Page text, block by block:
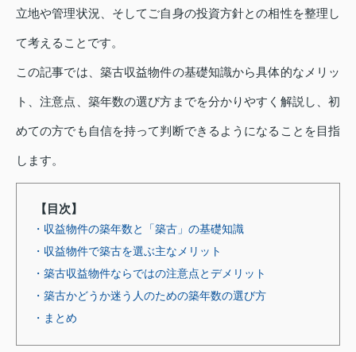
立地や管理状況、そしてご自身の投資方針との相性を整理し
て考えることです。
この記事では、築古収益物件の基礎知識から具体的なメリッ
ト、注意点、築年数の選び方までを分かりやすく解説し、初
めての方でも自信を持って判断できるようになることを目指
します。
【目次】
・収益物件の築年数と「築古」の基礎知識
・収益物件で築古を選ぶ主なメリット
・築古収益物件ならではの注意点とデメリット
・築古かどうか迷う人のための築年数の選び方
・まとめ